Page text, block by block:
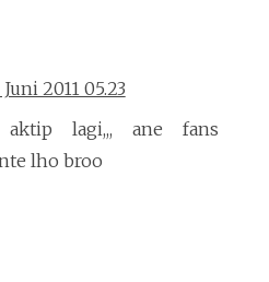
Juni 2011 05.23
aktip lagi,,, ane fans
lho broo